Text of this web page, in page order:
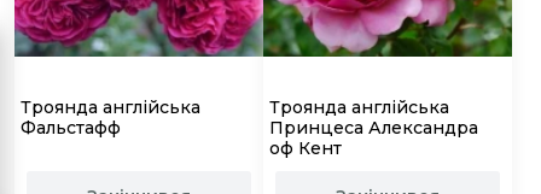
Троянда англійська
Фальстафф
Троянда англійська
Принцеса Александра
оф Кент